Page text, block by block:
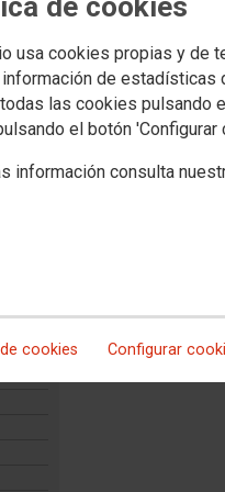
usa cookies propias y de
de
las cookies pulsando
el botón 'Configurar
información consulta
cookies Configurar
CCOO DE
Editado en 1995
Köhler
Ver documento
Ver documento